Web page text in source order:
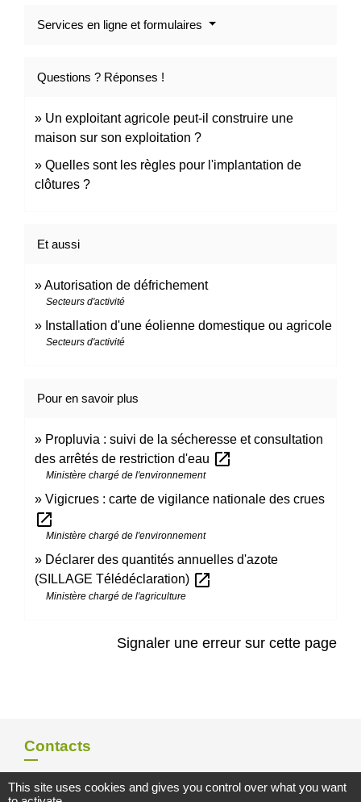
Services en ligne et formulaires
Questions ? Réponses !
Un exploitant agricole peut-il construire une
maison sur son exploitation ?
Quelles sont les règles pour l'implantation de
clôtures ?
Et aussi
Autorisation de défrichement
Secteurs d'activité
Installation d'une éolienne domestique ou agricole
Secteurs d'activité
Pour en savoir plus
Propluvia : suivi de la sécheresse et consultation
des arrêtés de restriction d'eau open_in_new
Ministère chargé de l'environnement
Vigicrues : carte de vigilance nationale des crues
open_in_new
Ministère chargé de l'environnement
Déclarer des quantités annuelles d'azote
(SILLAGE Télédéclaration) open_in_new
Ministère chargé de l'agriculture
Signaler une erreur sur cette page
Contacts
85 Rue du Comte Louis HOCQUART DE TURTOT
This site uses cookies and gives you control over what you want